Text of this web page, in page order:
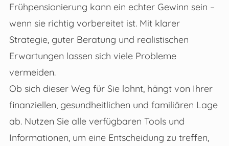
Frühpensionierung kann ein echter Gewinn sein –
wenn sie richtig vorbereitet ist. Mit klarer
Strategie, guter Beratung und realistischen
Erwartungen lassen sich viele Probleme
vermeiden.
Ob sich dieser Weg für Sie lohnt, hängt von Ihrer
finanziellen, gesundheitlichen und familiären Lage
ab. Nutzen Sie alle verfügbaren Tools und
Informationen, um eine Entscheidung zu treffen,